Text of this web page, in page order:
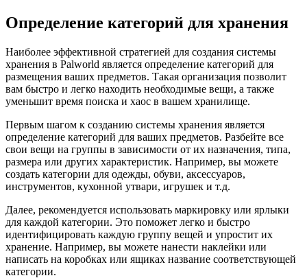
Определение категорий для хранения
Наиболее эффективной стратегией для создания системы
хранения в Palworld является определение категорий для
размещения ваших предметов. Такая организация позволит
вам быстро и легко находить необходимые вещи, а также
уменьшит время поиска и хаос в вашем хранилище.
Первым шагом к созданию системы хранения является
определение категорий для ваших предметов. Разбейте все
свои вещи на группы в зависимости от их назначения, типа,
размера или других характеристик. Например, вы можете
создать категории для одежды, обуви, аксессуаров,
инструментов, кухонной утвари, игрушек и т.д.
Далее, рекомендуется использовать маркировку или ярлыки
для каждой категории. Это поможет легко и быстро
идентифицировать каждую группу вещей и упростит их
хранение. Например, вы можете нанести наклейки или
написать на коробках или ящиках название соответствующей
категории.